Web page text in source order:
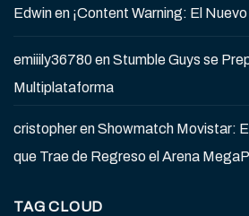
Edwinen ¡Content Warning: El
emiiily36780enStumble Guys se
Multiplataforma
cristopherenShowmatch Movistar:
que Trae de Regreso el Arena
TAG CLOUD